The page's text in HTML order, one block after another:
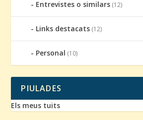
Entrevistes o similars (12)
Links destacats (12)
Personal (10)
PIULADES
Els meus tuits